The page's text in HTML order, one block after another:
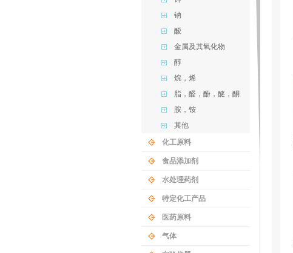
钠
酸
金属及其氧化物
醇
烷，烯
脂，醛，酚，醚，酮
胺，铵
其他
化工原料
食品添加剂
水处理药剂
特定化工产品
医药原料
气体